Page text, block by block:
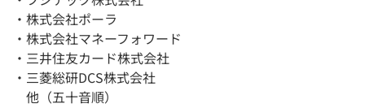
・株式会社ポーラ
・株式会社マネーフォワード
・三井住友カード株式会社
・三菱総研DCS株式会社
他（五十音順）